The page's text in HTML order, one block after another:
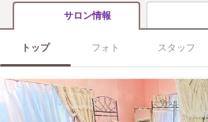
サロン情報
トップ フォト スタッフ